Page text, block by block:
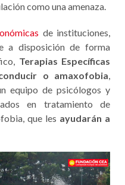
como una amenaza.
de instituciones,
a disposición de forma
Terapias Específicas
o amaxofobia,
equipo de psicólogos y
en tratamiento de
que les ayudarán a